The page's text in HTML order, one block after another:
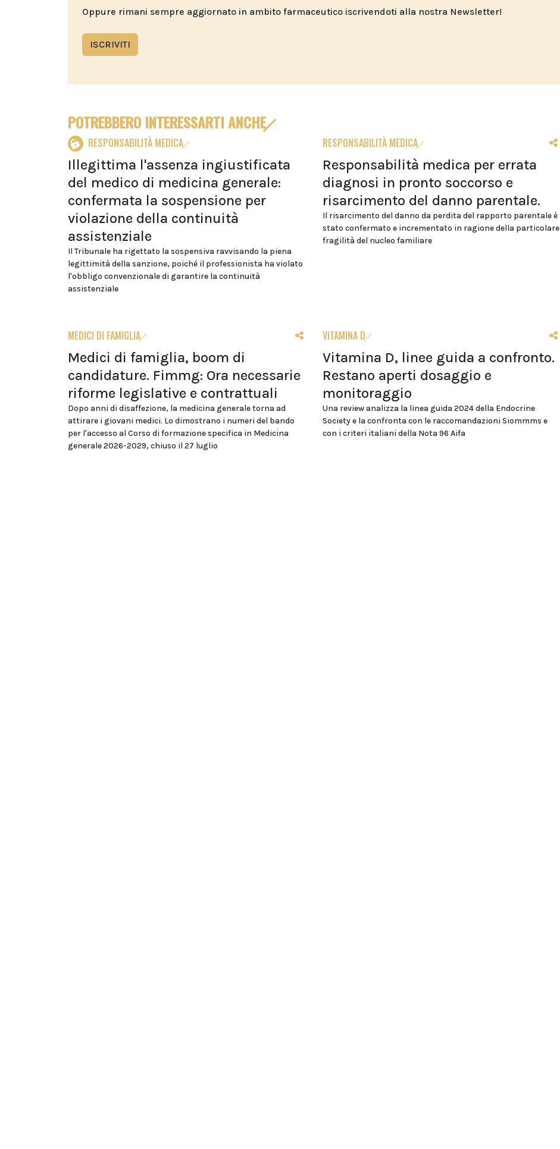
Oppure rimani sempre aggiornato in ambito farmaceutico iscrivendoti alla nostra Newsletter!
ISCRIVITI
POTREBBERO INTERESSARTI ANCHE
RESPONSABILITÀ MEDICA
Illegittima l'assenza ingiustificata
del medico di medicina generale:
confermata la sospensione per
violazione della continuità
assistenziale
Il Tribunale ha rigettato la sospensiva ravvisando la piena
legittimità della sanzione, poiché il professionista ha violato
l'obbligo convenzionale di garantire la continuità
assistenziale
RESPONSABILITÀ MEDICA
Responsabilità medica per errata
diagnosi in pronto soccorso e
risarcimento del danno parentale.
Il risarcimento del danno da perdita del rapporto parentale è
stato confermato e incrementato in ragione della particolare
fragilità del nucleo familiare
MEDICI DI FAMIGLIA
Medici di famiglia, boom di
candidature. Fimmg: Ora necessarie
riforme legislative e contrattuali
Dopo anni di disaffezione, la medicina generale torna ad
attirare i giovani medici. Lo dimostrano i numeri del bando
per l'accesso al Corso di formazione specifica in Medicina
generale 2026-2029, chiuso il 27 luglio
VITAMINA D
Vitamina D, linee guida a confronto.
Restano aperti dosaggio e
monitoraggio
Una review analizza la linea guida 2024 della Endocrine
Society e la confronta con le raccomandazioni Siommms e
con i criteri italiani della Nota 96 Aifa